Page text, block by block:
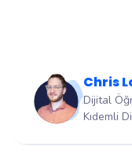
Chris
Dijital
Kıdemli